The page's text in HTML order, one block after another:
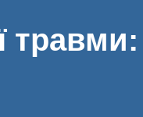
травми: